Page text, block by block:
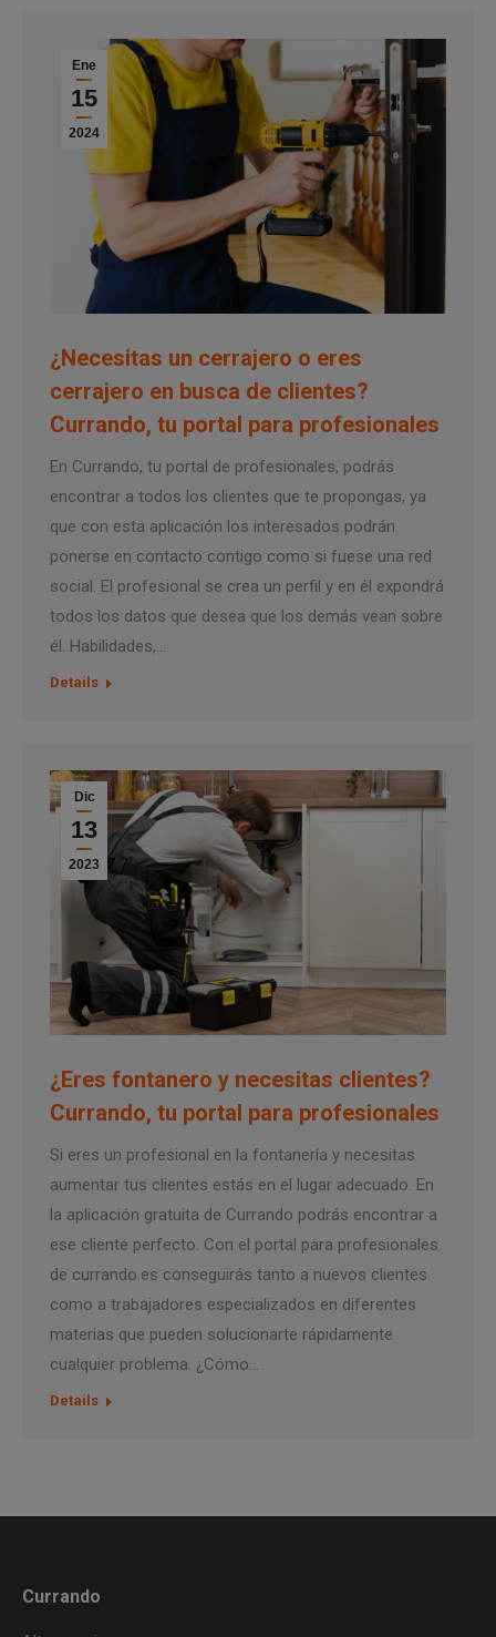
Ene
15
2024
¿Necesitas un cerrajero o eres
cerrajero en busca de clientes?
Currando, tu portal para profesionales
En Currando, tu portal de profesionales, podrás
encontrar a todos los clientes que te propongas, ya
que con esta aplicación los interesados podrán
ponerse en contacto contigo como si fuese una red
social. El profesional se crea un perfil y en él expondrá
todos los datos que desea que los demás vean sobre
él. Habilidades,…
Details
Dic
13
2023
¿Eres fontanero y necesitas clientes?
Currando, tu portal para profesionales
Si eres un profesional en la fontanería y necesitas
aumentar tus clientes estás en el lugar adecuado. En
la aplicación gratuita de Currando podrás encontrar a
ese cliente perfecto. Con el portal para profesionales
de currando.es conseguirás tanto a nuevos clientes
como a trabajadores especializados en diferentes
materias que pueden solucionarte rápidamente
cualquier problema. ¿Cómo…
Details
Currando